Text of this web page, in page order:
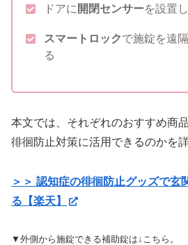
ドアに 開閉センサーを設置
スマートロックで施錠を遠
る
本文では、それぞれのおすすめ商
徘徊防止対策に活用できるのかを
＞＞ 認知症の徘徊防止グッズで玄
る【楽天】
▼外側から施錠できる補助錠は↓こちら。